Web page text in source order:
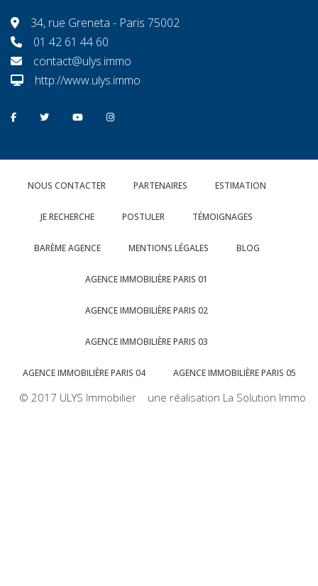
34, rue Greneta - Paris 75002
01 42 61 44 60
contact@ulys.immo
http://www.ulys.immo
NOUS CONTACTER PARTENAIRES ESTIMATION
JE RECHERCHE POSTULER TÉMOIGNAGES
BARÈME AGENCE MENTIONS LÉGALES BLOG
AGENCE IMMOBILIÈRE PARIS 01
AGENCE IMMOBILIÈRE PARIS 02
AGENCE IMMOBILIÈRE PARIS 03
AGENCE IMMOBILIÈRE PARIS 04 AGENCE IMMOBILIÈRE PARIS 05
© 2017 ULYS Immobilier une réalisation La Solution Immo